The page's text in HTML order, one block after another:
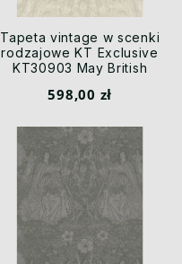
Tapeta vintage w scenki
rodzajowe KT Exclusive
KT30903 May British
598,00 zł